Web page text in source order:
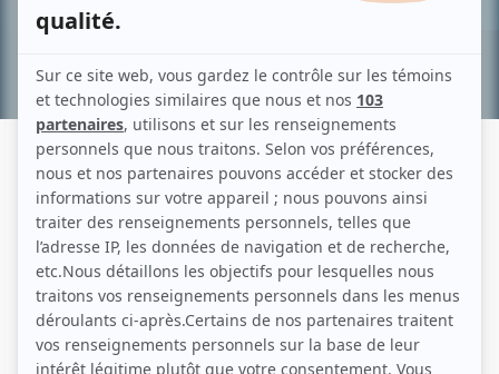
JEAN III
Description sommaire de l'histoire
La vedette masculine d'une représentation théâtrale devient malade au
dernier instant. On la remplace par un jeune aspirant comédien, depuis
longtemps secrètement amoureux de la vedette féminine de la pièce. Au
milieu d'une scène, le jeune homme fait une grande déclaration d'amour à sa
partenaire.
(Source: La semaine à Radio-Canada)